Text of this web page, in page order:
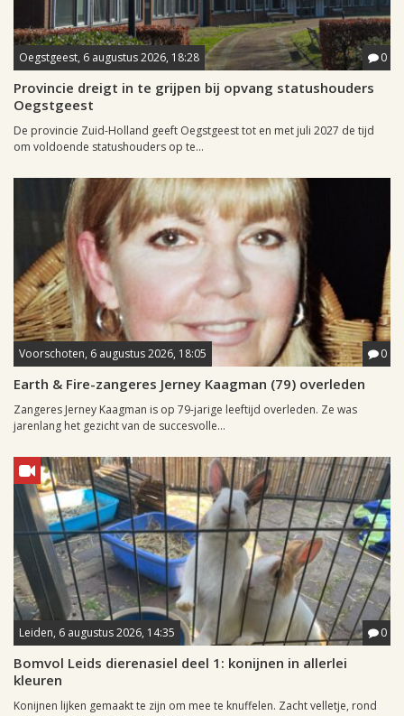
Oegstgeest, 6 augustus 2026, 18:28 0
Provincie dreigt in te grijpen bij opvang statushouders
Oegstgeest
De provincie Zuid-Holland geeft Oegstgeest tot en met juli 2027 de tijd
om voldoende statushouders op te...
Voorschoten, 6 augustus 2026, 18:05 0
Earth & Fire-zangeres Jerney Kaagman (79) overleden
Zangeres Jerney Kaagman is op 79-jarige leeftijd overleden. Ze was
jarenlang het gezicht van de succesvolle...
Leiden, 6 augustus 2026, 14:35 0
Bomvol Leids dierenasiel deel 1: konijnen in allerlei
kleuren
Konijnen lijken gemaakt te zijn om mee te knuffelen. Zacht velletje, rond